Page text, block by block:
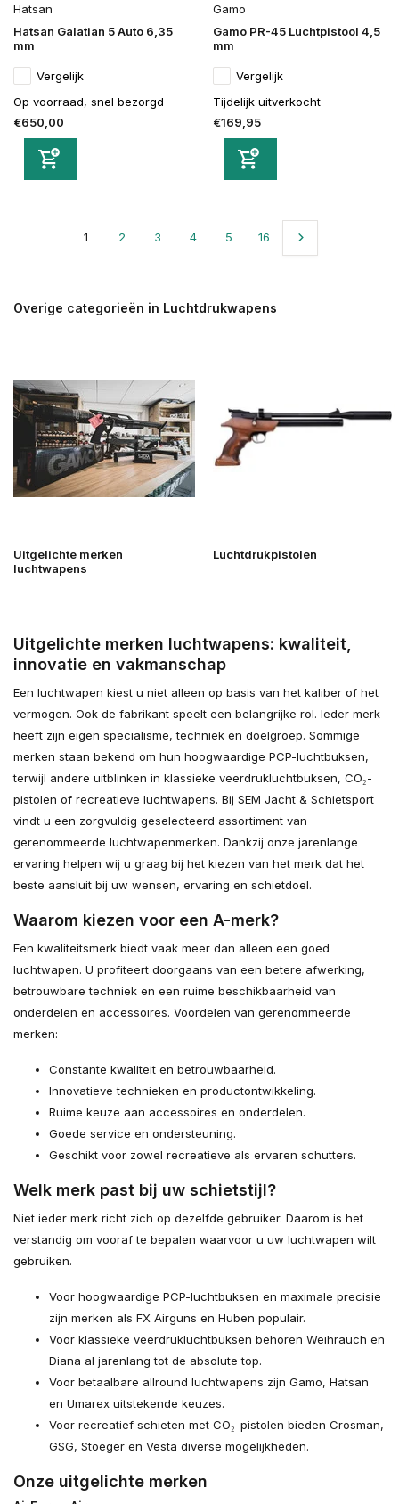
Hatsan
Hatsan Galatian 5 Auto 6,35
mm
Vergelijk
Op voorraad, snel bezorgd
€650,00
Gamo
Gamo PR-45 Luchtpistool 4,5
mm
Vergelijk
Tijdelijk uitverkocht
€169,95
1 2 3 4 5 16
Overige categorieën in Luchtdrukwapens
Uitgelichte merken
luchtwapens
Luchtdrukpistolen
Uitgelichte merken luchtwapens: kwaliteit,
innovatie en vakmanschap
Een luchtwapen kiest u niet alleen op basis van het kaliber of het
vermogen. Ook de fabrikant speelt een belangrijke rol. Ieder merk
heeft zijn eigen specialisme, techniek en doelgroep. Sommige
merken staan bekend om hun hoogwaardige PCP-luchtbuksen,
terwijl andere uitblinken in klassieke veerdrukluchtbuksen, CO₂-
pistolen of recreatieve luchtwapens. Bij SEM Jacht & Schietsport
vindt u een zorgvuldig geselecteerd assortiment van
gerenommeerde luchtwapenmerken. Dankzij onze jarenlange
ervaring helpen wij u graag bij het kiezen van het merk dat het
beste aansluit bij uw wensen, ervaring en schietdoel.
Waarom kiezen voor een A-merk?
Een kwaliteitsmerk biedt vaak meer dan alleen een goed
luchtwapen. U profiteert doorgaans van een betere afwerking,
betrouwbare techniek en een ruime beschikbaarheid van
onderdelen en accessoires. Voordelen van gerenommeerde
merken:
Constante kwaliteit en betrouwbaarheid.
Innovatieve technieken en productontwikkeling.
Ruime keuze aan accessoires en onderdelen.
Goede service en ondersteuning.
Geschikt voor zowel recreatieve als ervaren schutters.
Welk merk past bij uw schietstijl?
Niet ieder merk richt zich op dezelfde gebruiker. Daarom is het
verstandig om vooraf te bepalen waarvoor u uw luchtwapen wilt
gebruiken.
Voor hoogwaardige PCP-luchtbuksen en maximale precisie
zijn merken als FX Airguns en Huben populair.
Voor klassieke veerdrukluchtbuksen behoren Weihrauch en
Diana al jarenlang tot de absolute top.
Voor betaalbare allround luchtwapens zijn Gamo, Hatsan
en Umarex uitstekende keuzes.
Voor recreatief schieten met CO₂-pistolen bieden Crosman,
GSG, Stoeger en Vesta diverse mogelijkheden.
Onze uitgelichte merken